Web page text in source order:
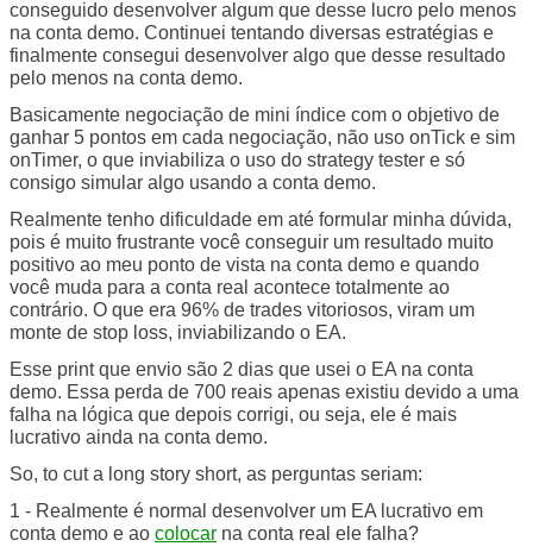
conseguido desenvolver algum que desse lucro pelo menos
na conta demo. Continuei tentando diversas estratégias e
finalmente consegui desenvolver algo que desse resultado
pelo menos na conta demo.
Basicamente negociação de mini índice com o objetivo de
ganhar 5 pontos em cada negociação, não uso onTick e sim
onTimer, o que inviabiliza o uso do strategy tester e só
consigo simular algo usando a conta demo.
Realmente tenho dificuldade em até formular minha dúvida,
pois é muito frustrante você conseguir um resultado muito
positivo ao meu ponto de vista na conta demo e quando
você muda para a conta real acontece totalmente ao
contrário. O que era 96% de trades vitoriosos, viram um
monte de stop loss, inviabilizando o EA.
Esse print que envio são 2 dias que usei o EA na conta
demo. Essa perda de 700 reais apenas existiu devido a uma
falha na lógica que depois corrigi, ou seja, ele é mais
lucrativo ainda na conta demo.
So, to cut a long story short, as perguntas seriam:
1 - Realmente é normal desenvolver um EA lucrativo em
conta demo e ao colocar na conta real ele falha?